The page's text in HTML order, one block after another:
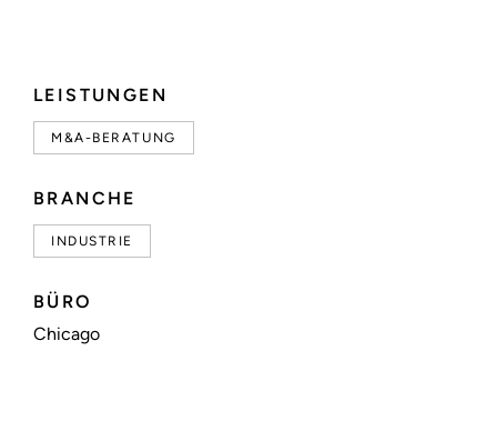
LEISTUNGEN
M&A-BERATUNG
BRANCHE
INDUSTRIE
BÜRO
Chicago